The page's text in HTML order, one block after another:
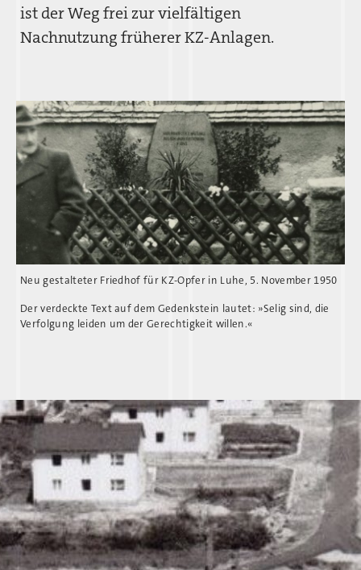
ist der Weg frei zur vielfältigen
Nachnutzung früherer KZ-Anlagen.
Neu gestalteter Friedhof für KZ-Opfer in Luhe, 5. November 1950
Der verdeckte Text auf dem Gedenkstein lautet: »Selig sind, die
Verfolgung leiden um der Gerechtigkeit willen.«